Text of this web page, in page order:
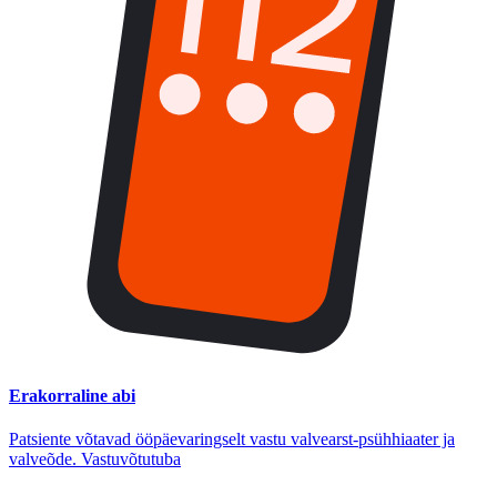
Erakorraline abi
Patsiente võtavad ööpäevaringselt vastu valvearst-psühhiaater ja
valveõde. Vastuvõtutuba